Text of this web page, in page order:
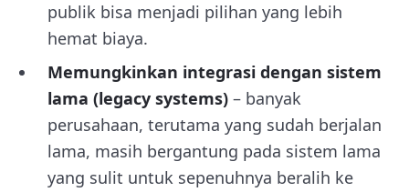
publik bisa menjadi pilihan yang lebih
hemat biaya.
Memungkinkan integrasi dengan sistem
lama (legacy systems) – banyak
perusahaan, terutama yang sudah berjalan
lama, masih bergantung pada sistem lama
yang sulit untuk sepenuhnya beralih ke